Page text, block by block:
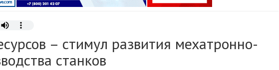
– стимул развития мехатронно-
станков